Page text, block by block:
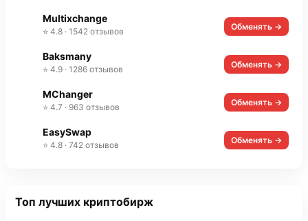
Multixchange
⭐ 4.8 · 1542 отзывов Обменять →
Baksmany
⭐ 4.9 · 1286 отзывов Обменять →
MChanger
⭐ 4.7 · 963 отзывов Обменять →
EasySwap
⭐ 4.8 · 742 отзывов Обменять →
Топ лучших криптобирж